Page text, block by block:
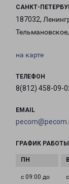
САНКТ-
187032,
на карте
ТЕЛЕФОН
8(812) 458-09-
EMAIL
ГРАФИК РАБОТЫ
с 09:00 до